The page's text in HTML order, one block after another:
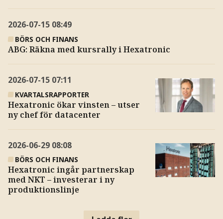
2026-07-15 08:49
BÖRS OCH FINANS
ABG: Räkna med kursrally i Hexatronic
2026-07-15 07:11
KVARTALSRAPPORTER
Hexatronic ökar vinsten – utser
ny chef för datacenter
2026-06-29 08:08
BÖRS OCH FINANS
Hexatronic ingår partnerskap
med NKT – investerar i ny
produktionslinje